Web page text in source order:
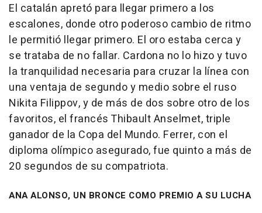
El catalán apretó para llegar primero a los
escalones, donde otro poderoso cambio de ritmo
le permitió llegar primero. El oro estaba cerca y
se trataba de no fallar. Cardona no lo hizo y tuvo
la tranquilidad necesaria para cruzar la línea con
una ventaja de segundo y medio sobre el ruso
Nikita Filippov, y de más de dos sobre otro de los
favoritos, el francés Thibault Anselmet, triple
ganador de la Copa del Mundo. Ferrer, con el
diploma olímpico asegurado, fue quinto a más de
20 segundos de su compatriota.
ANA ALONSO, UN BRONCE COMO PREMIO A SU LUCHA